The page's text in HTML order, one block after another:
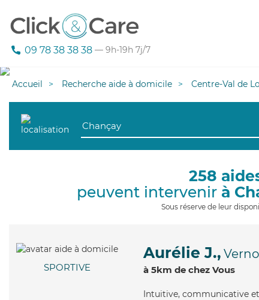
09 78 38 38 38 — 9h-19h 7j/7
Accueil Recherche aide à domicile Centre-Val de
258
peuvent intervenir à
Sous réserve de leur
SPORTIVE
Aurélie J.,
à 5km de chez Vous
Intuitive, communicative